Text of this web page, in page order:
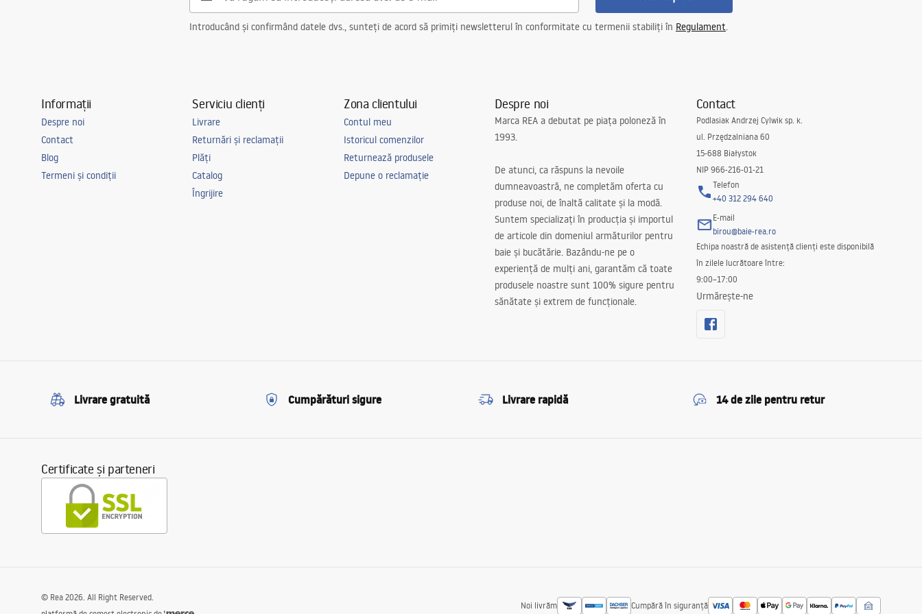
Introducând și confirmând datele dvs., sunteți de acord să primiți newsletterul în conformitate cu termenii stabiliți în Regulament.
Informații
Despre noi
Contact
Blog
Termeni și condiții
Serviciu clienți
Livrare
Returnări și reclamații
Plăți
Catalog
Îngrijire
Zona clientului
Contul meu
Istoricul comenzilor
Returnează produsele
Depune o reclamație
Despre noi
Marca REA a debutat pe piața poloneză în
1993.
De atunci, ca răspuns la nevoile
dumneavoastră, ne completăm oferta cu
produse noi, de înaltă calitate și la modă.
Suntem specializați în producția și importul
de articole din domeniul armăturilor pentru
baie și bucătărie. Bazându-ne pe o
experiență de mulți ani, garantăm că toate
produsele noastre sunt 100% sigure pentru
sănătate și extrem de funcționale.
Contact
Podlasiak Andrzej Cylwik sp. k.
ul. Przędzalniana 60
15-688 Białystok
NIP 966-216-01-21
Telefon
+40 312 294 640
E-mail
birou@baie-rea.ro
Echipa noastră de asistență clienți este disponibilă
în zilele lucrătoare între:
9:00–17:00
Urmărește-ne
Livrare gratuită Cumpărături sigure Livrare rapidă 14 de zile pentru retur
Certificate și parteneri
Noi livrăm Cumpără în siguranță
© Rea 2026. All Right Reserved.